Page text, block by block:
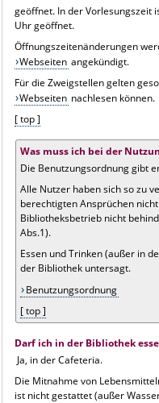
geöffnet. In der Vorlesungszeit
Uhr geöffnet.
Öffnungszeitenänderungen
Webseiten angekündigt.
Für die Zweigstellen gelten
Webseiten nachlesen können.
[ top ]
Was muss ich bei der
Die Benutzungsordnung gibt
Alle Nutzer haben sich so zu
berechtigten Ansprüchen
Bibliotheksbetrieb nicht
Abs.1).
Essen und Trinken (außer in
der Bibliothek untersagt.
Benutzungsordnung
[ top ]
Darf ich in der Bibliothek
Ja, in der Cafeteria.
Die Mitnahme von
ist nicht gestattet (außer